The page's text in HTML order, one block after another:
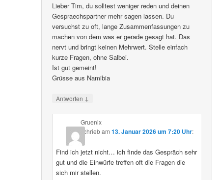
Lieber Tim, du solltest weniger reden und deinen
Gespraechspartner mehr sagen lassen. Du
versuchst zu oft, lange Zusammenfassungen zu
machen von dem was er gerade gesagt hat. Das
nervt und bringt keinen Mehrwert. Stelle einfach
kurze Fragen, ohne Salbei.
Ist gut gemeint!
Grüsse aus Namibia
Antworten ↓
Gruenix
schriebam 13. Januar 2026 um 7:20 Uhr:
Find ich jetzt nicht… ich finde das Gespräch sehr
gut und die Einwürfe treffen oft die Fragen die
sich mir stellen.